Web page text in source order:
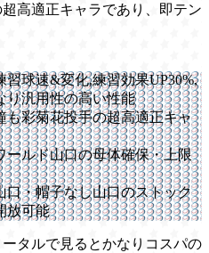
高適正キャラであり、即テン
習球速&変化,練習効果UP30%,
り汎用性の高い性能
も彩菊花投手の超高適正キャ
ールド山口の母体確保・上限
口・帽子なし山口のストック
放可能
タルで見るとかなりコスパの